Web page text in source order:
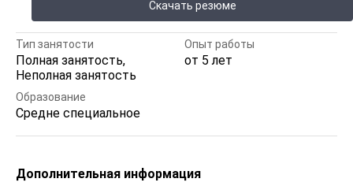
Скачать резюме
Тип занятости
Полная занятость,
Неполная занятость
Опыт работы
от 5 лет
Образование
Средне специальное
Дополнительная информация